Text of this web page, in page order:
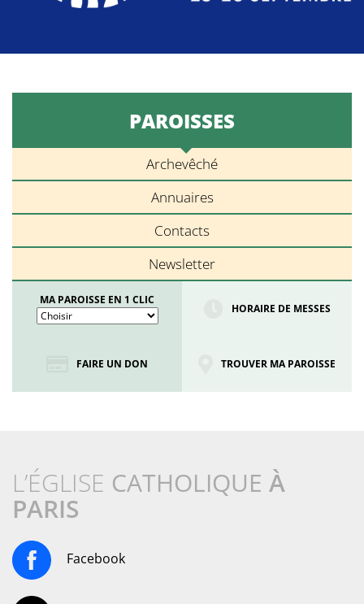
PAROISSES
Archevêché
Annuaires
Contacts
Newsletter
MA PAROISSE EN 1 CLIC
HORAIRE DE MESSES
FAIRE UN DON TROUVER MA PAROISSE
L’ÉGLISE CATHOLIQUE À
PARIS
Facebook